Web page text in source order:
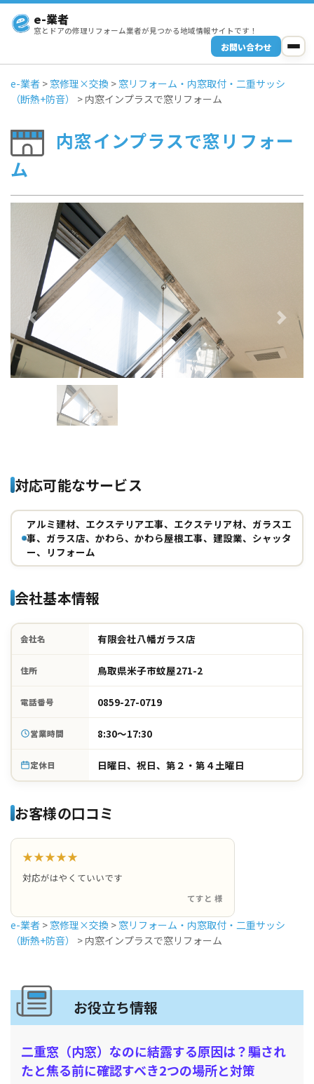
e-業者
窓とドアの修理リフォーム業者が見つかる地域情報サイトです！
お問い合わせ
e-業者 > 窓修理×交換 > 窓リフォーム・内窓取付・二重サッシ
（断熱+防音）
> 内窓インプラスで窓リフォーム
内窓インプラスで窓リフォー
ム
Previous Next
対応可能なサービス
アルミ建材、エクステリア工事、エクステリア材、ガラス工
事、ガラス店、かわら、かわら屋根工事、建設業、シャッタ
ー、リフォーム
会社基本情報
会社名 有限会社八幡ガラス店
住所 鳥取県米子市蚊屋271-2
電話番号 0859-27-0719
営業時間 8:30～17:30
定休日 日曜日、祝日、第２・第４土曜日
お客様の口コミ
★★★★★
対応がはやくていいです
てすと 様
e-業者 > 窓修理×交換 > 窓リフォーム・内窓取付・二重サッシ
（断熱+防音）
> 内窓インプラスで窓リフォーム
お役立ち情報
二重窓（内窓）なのに結露する原因は？騙され
たと焦る前に確認すべき2つの場所と対策